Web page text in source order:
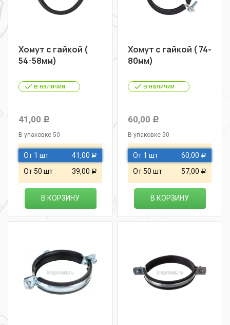
Хомут с гайкой (
54-58мм)
в наличии
41,00 Р
В упаковке 50
От 1 шт 41,00 Р
От 50 шт 39,00 Р
В КОРЗИНУ
Хомут с гайкой ( 74-
80мм)
в наличии
60,00 Р
В упаковке 50
От 1 шт 60,00 Р
От 50 шт 57,00 Р
В КОРЗИНУ